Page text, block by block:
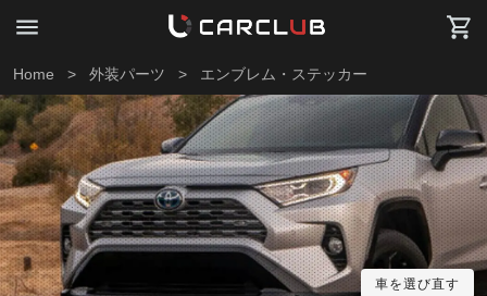
Home > 外装パーツ > エンブレム・ステッカー
車を選び直す